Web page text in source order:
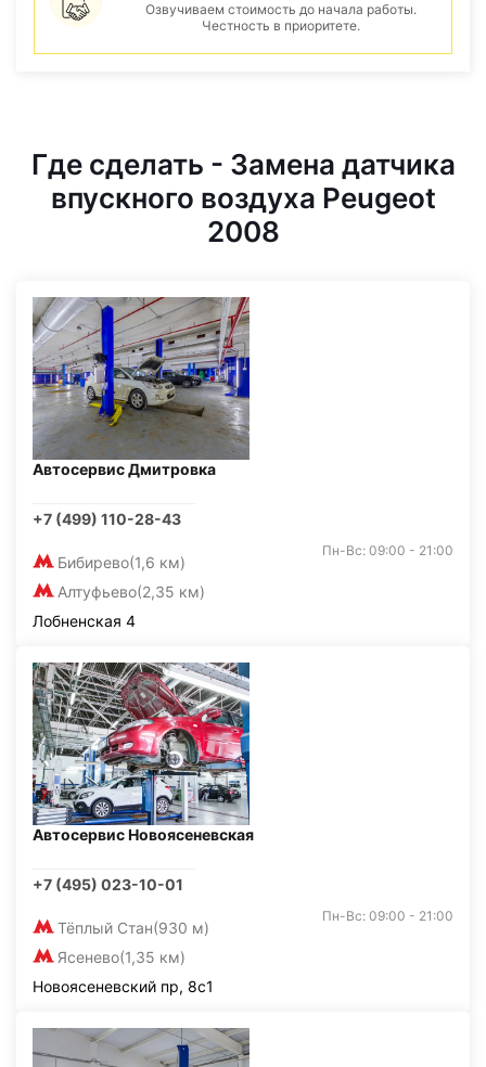
Озвучиваем стоимость до начала работы.
Честность в приоритете.
Где сделать - Замена датчика
впускного воздуха Peugeot
2008
Автосервис Дмитровка
+7 (499) 110-28-43
Бибирево(1,6 км)
Алтуфьево(2,35 км)
Пн-Вс: 09:00 - 21:00
Лобненская 4
Автосервис Новоясеневская
+7 (495) 023-10-01
Тёплый Стан(930 м)
Ясенево(1,35 км)
Пн-Вс: 09:00 - 21:00
Новоясеневский пр, 8с1